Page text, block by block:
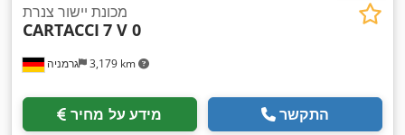
גרמניה 3,179 km
מכונת יישור צנרת
CARTACCI 7 V 0
מידע על מחיר התקשר